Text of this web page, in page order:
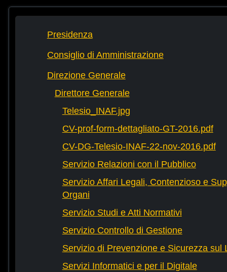
Presidenza
Consiglio di Amministrazione
Direzione Generale
Direttore Generale
Telesio_INAF.jpg
CV-prof-form-dettagliato-GT-2016.pdf
CV-DG-Telesio-INAF-22-nov-2016.pdf
Servizio Relazioni con il Pubblico
Servizio Affari Legali, Contenzioso e
Organi
Servizio Studi e Atti Normativi
Servizio Controllo di Gestione
Servizio di Prevenzione e Sicurezza sul
Servizi Informatici e per il Digitale